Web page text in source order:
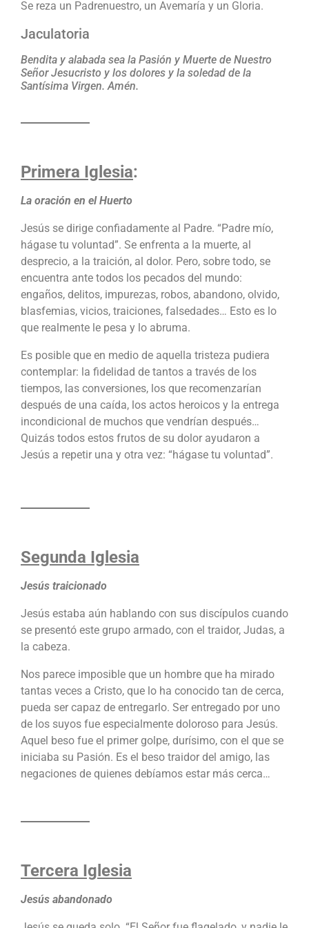
Se reza un Padrenuestro, un Avemaría y un Gloria.
Jaculatoria
Bendita y alabada sea la Pasión y Muerte de Nuestro
Señor Jesucristo y los dolores y la soledad de la
Santísima Virgen. Amén.
Primera Iglesia:
La oración en el Huerto
Jesús se dirige confiadamente al Padre. “Padre mío,
hágase tu voluntad”. Se enfrenta a la muerte, al
desprecio, a la traición, al dolor. Pero, sobre todo, se
encuentra ante todos los pecados del mundo:
engaños, delitos, impurezas, robos, abandono, olvido,
blasfemias, vicios, traiciones, falsedades… Esto es lo
que realmente le pesa y lo abruma.
Es posible que en medio de aquella tristeza pudiera
contemplar: la fidelidad de tantos a través de los
tiempos, las conversiones, los que recomenzarían
después de una caída, los actos heroicos y la entrega
incondicional de muchos que vendrían después…
Quizás todos estos frutos de su dolor ayudaron a
Jesús a repetir una y otra vez: “hágase tu voluntad”.
Segunda Iglesia
Jesús traicionado
Jesús estaba aún hablando con sus discípulos cuando
se presentó este grupo armado, con el traidor, Judas, a
la cabeza.
Nos parece imposible que un hombre que ha mirado
tantas veces a Cristo, que lo ha conocido tan de cerca,
pueda ser capaz de entregarlo. Ser entregado por uno
de los suyos fue especialmente doloroso para Jesús.
Aquel beso fue el primer golpe, durísimo, con el que se
iniciaba su Pasión. Es el beso traidor del amigo, las
negaciones de quienes debíamos estar más cerca…
Tercera Iglesia
Jesús abandonado